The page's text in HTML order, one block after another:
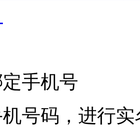
手机号
号码，进行